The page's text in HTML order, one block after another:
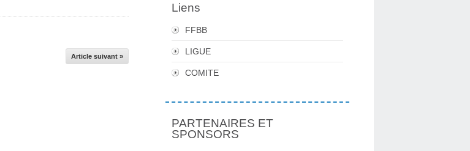
Article suivant »
Liens
FFBB
LIGUE
COMITE
PARTENAIRES ET
SPONSORS